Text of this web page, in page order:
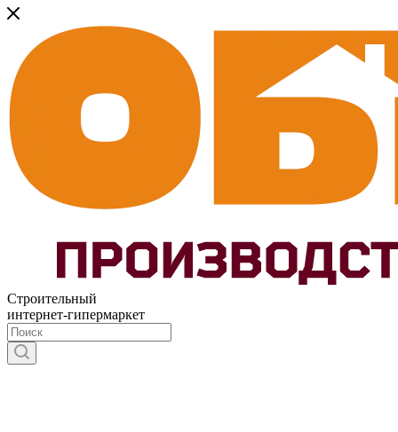
Строительный
интернет-гипермаркет